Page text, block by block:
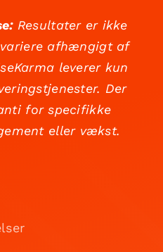
Resultater er ikke
afhængigt af
leverer kun
Der
for specifikke
eller vækst.